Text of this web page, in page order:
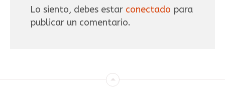
Lo siento, debes estar conectado para
publicar un comentario.